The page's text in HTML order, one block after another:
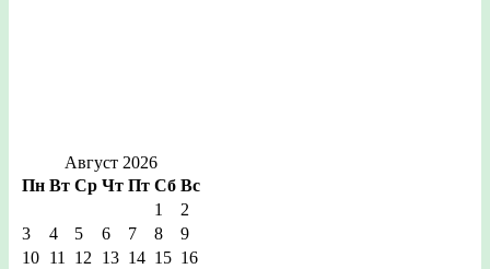
Август 2026
Пн Вт Ср Чт Пт Сб Вс
1
2
3
4 5 6 7 8
9
10
11 12 13 14 15 16